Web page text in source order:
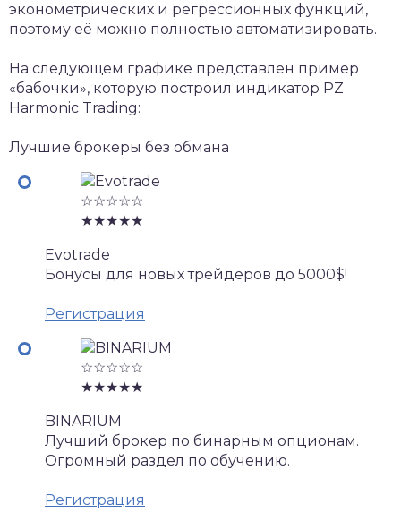
эконометрических и регрессионных функций,
поэтому её можно полностью автоматизировать.
На следующем графике представлен пример
«бабочки», которую построил индикатор PZ
Harmonic Trading:
Лучшие брокеры без обмана
☆☆☆☆☆
★★★★★
Evotrade
Бонусы для новых трейдеров до 5000$!
Регистрация
☆☆☆☆☆
★★★★★
BINARIUM
Лучший брокер по бинарным опционам.
Огромный раздел по обучению.
Регистрация